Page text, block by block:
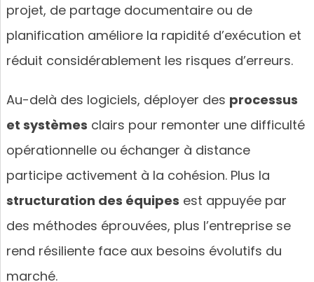
projet, de partage documentaire ou de
planification améliore la rapidité d’exécution et
réduit considérablement les risques d’erreurs.
Au-delà des logiciels, déployer des processus
et systèmes clairs pour remonter une difficulté
opérationnelle ou échanger à distance
participe activement à la cohésion. Plus la
structuration des équipes est appuyée par
des méthodes éprouvées, plus l’entreprise se
rend résiliente face aux besoins évolutifs du
marché.